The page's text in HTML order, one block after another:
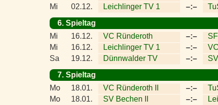
Mi
02.12. Leichlinger TV 1 –:–
6. Spieltag
Mi
16.12. VC Ründeroth –:–
Mi
16.12. Leichlinger TV 1 –:–
Sa
19.12. Dünnwalder TV –:–
7. Spieltag
Mo
18.01. VC Ründeroth II –:–
Mo
18.01. SV Bechen II –:–